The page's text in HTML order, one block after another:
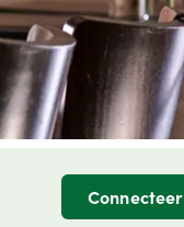
Connecteer